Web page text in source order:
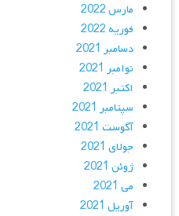
مارس 2022
فوریه 2022
دسامبر 2021
نوامبر 2021
اکتبر 2021
سپتامبر 2021
آگوست 2021
جولای 2021
ژوئن 2021
می 2021
آوریل 2021